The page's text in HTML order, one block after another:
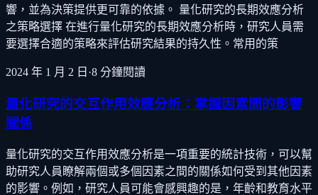
響，並為決策提供更可靠的依據。 量化研究的長期效應分析
之策略選擇 在進行量化研究的長期效應分析時，研究人員需
要選擇合適的策略來評估研究結果的持久性。常用的策
2024 年 1 月 2 日 ·8 分鐘閱讀
量化研究的交互作用效應分析：掌握因素間的影響
關係
量化研究的交互作用效應分析是一項重要的統計技術，可以幫
助研究人員瞭解兩個或多個因素之間的關係如何受到其他因素
的影響。例如，研究人員可能會感興趣的是，年齡和教育水平